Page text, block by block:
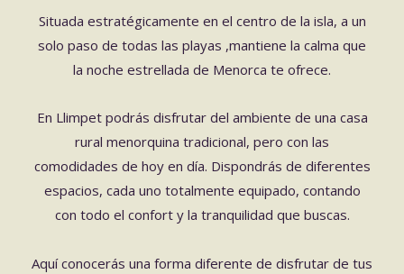
Situada estratégicamente en el centro de la isla, a un
solo paso de todas las playas ,mantiene la calma que
la noche estrellada de Menorca te ofrece.
En Llimpet podrás disfrutar del ambiente de una casa
rural menorquina tradicional, pero con las
comodidades de hoy en día. Dispondrás de diferentes
espacios, cada uno totalmente equipado, contando
con todo el confort y la tranquilidad que buscas.
Aquí conocerás una forma diferente de disfrutar de tus